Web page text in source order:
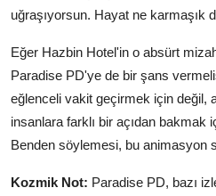
uğraşıyorsun. Hayat ne karmaşık
Eğer Hazbin Hotel'in o absürt
Paradise PD'ye de bir şans
eğlenceli vakit geçirmek için değil,
insanlara farklı bir açıdan bakmak
Benden söylemesi, bu animasyon
Kozmik Not: Paradise PD, bazı